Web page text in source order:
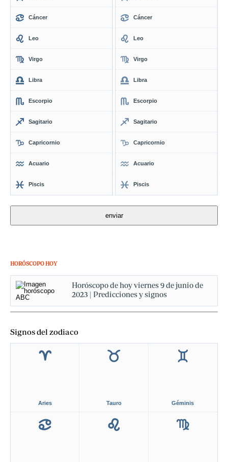
Cáncer
Leo
Virgo
Libra
Escorpio
Sagitario
Capricornio
Acuario
Piscis
Cáncer
Leo
Virgo
Libra
Escorpio
Sagitario
Capricornio
Acuario
Piscis
HORÓSCOPO HOY
Horóscopo de hoy viernes 9 de junio de
2023 | Predicciones y signos
Signos del zodiaco
Aries Tauro Géminis